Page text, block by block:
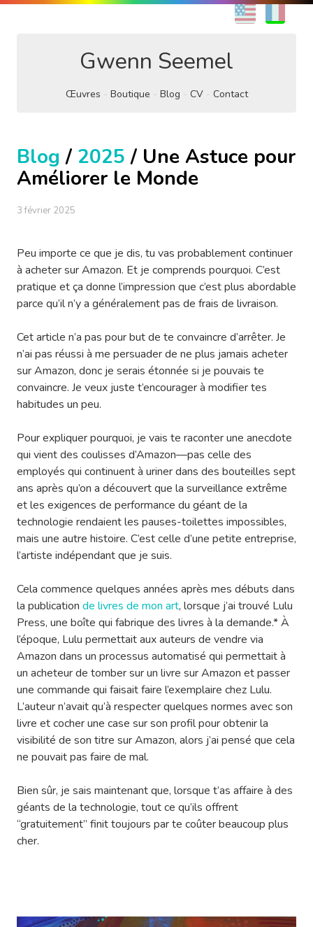
EN
Gwenn Seemel
Œuvres Boutique Blog CV Contact
Blog / 2025 / Une Astuce pour
Améliorer le Monde
3 février 2025
Peu importe ce que je dis, tu vas probablement continuer
à acheter sur Amazon. Et je comprends pourquoi. C’est
pratique et ça donne l’impression que c’est plus abordable
parce qu’il n’y a généralement pas de frais de livraison.
Cet article n’a pas pour but de te convaincre d’arrêter. Je
n’ai pas réussi à me persuader de ne plus jamais acheter
sur Amazon, donc je serais étonnée si je pouvais te
convaincre. Je veux juste t’encourager à modifier tes
habitudes un peu.
Pour expliquer pourquoi, je vais te raconter une anecdote
qui vient des coulisses d’Amazon—pas celle des
employés qui continuent à uriner dans des bouteilles sept
ans après qu’on a découvert que la surveillance extrême
et les exigences de performance du géant de la
technologie rendaient les pauses-toilettes impossibles,
mais une autre histoire. C’est celle d’une petite entreprise,
l’artiste indépendant que je suis.
Cela commence quelques années après mes débuts dans
la publication de livres de mon art, lorsque j’ai trouvé Lulu
Press, une boîte qui fabrique des livres à la demande.* À
l’époque, Lulu permettait aux auteurs de vendre via
Amazon dans un processus automatisé qui permettait à
un acheteur de tomber sur un livre sur Amazon et passer
une commande qui faisait faire l’exemplaire chez Lulu.
L’auteur n’avait qu’à respecter quelques normes avec son
livre et cocher une case sur son profil pour obtenir la
visibilité de son titre sur Amazon, alors j’ai pensé que cela
ne pouvait pas faire de mal.
Bien sûr, je sais maintenant que, lorsque t’as affaire à des
géants de la technologie, tout ce qu’ils offrent
“gratuitement” finit toujours par te coûter beaucoup plus
cher.